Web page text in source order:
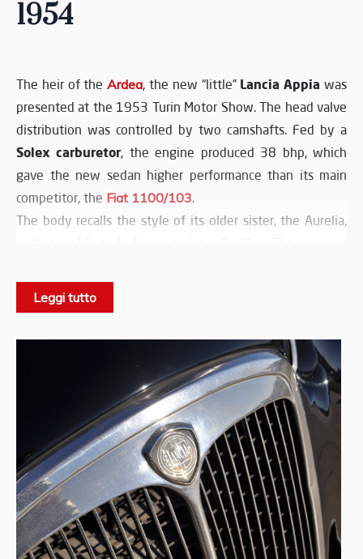
1954
The heir of theArdea, the new “little” Lancia Appia was
presented at the 1953 Turin Motor Show. The head valve
distribution was controlled by two camshafts. Fed by a
Solex carburetor, the engine produced 38 bhp, which
gave the new sedan higher performance than its main
competitor, the Fiat 1100/103.
The body recalls the style of its older sister, the Aurelia,
the emancipation of the working class, now freed from
arrival point for the up-coming middle-class that wanted
to be distinguished and saw Lancias as classy cars with
high performance.
In 1955 the Appia Mk.I was replaced, but the model
remained in production, followed by two series, until
1963; theZagatobodied sports versions won many
races in the 1100 class.
Leggi tutto